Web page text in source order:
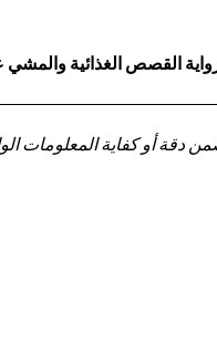
القصص الغذائية والمشي
أو كفاية المعلومات